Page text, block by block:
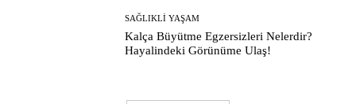
SAĞLIKLI YAŞAM
Kalça Büyütme Egzersizleri Nelerdir?
Hayalindeki Görünüme Ulaş!